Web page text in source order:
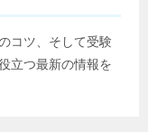
コツ、そして受験
立つ最新の情報を